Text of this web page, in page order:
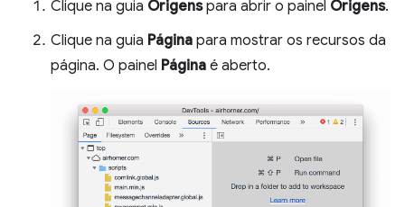
Clique na guia Origenspara abrir o painel Origens.
Clique na guia Página para mostrar os recursos da
página. O painel Página é aberto.